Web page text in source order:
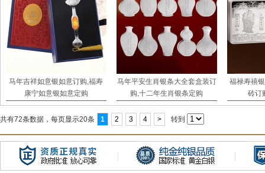
马年吉祥如意银如意订购,福寿
康宁如意银如意定购
马年平安生肖银条大全套盒装订
购,十二年生肖银条定购
福禄寿禧
砖订
共有72条数据，每页显示20条 1 2 3 4 > 转到